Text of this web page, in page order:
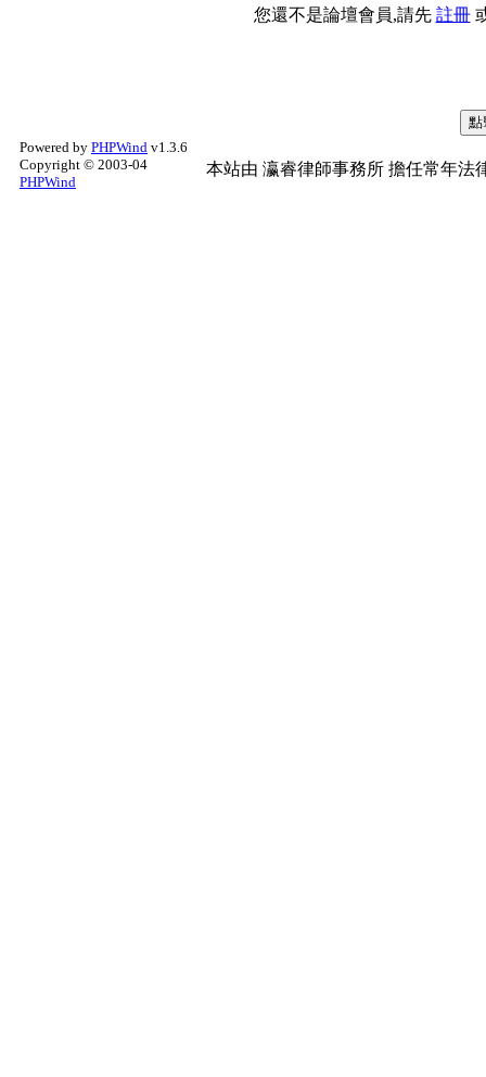
您還不是論壇會員,請先 註冊
Powered by PHPWind v1.3.6
Copyright © 2003-04
PHPWind
本站由 瀛睿律師事務所 擔任常年法